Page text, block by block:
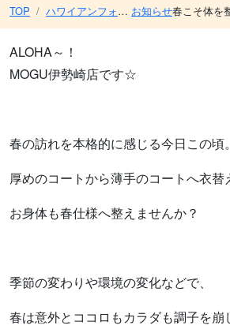
TOP ハワイアンフォレストSpa群馬伊勢崎店〜ロミロミボディ＆ヘッドスパ〜／伊勢崎駅 車10分 お知らせ春こそ体を
ALOHA～！
MOGU伊勢崎店です☆
春の訪れを本格的に感じる今日この頃。
厚めのコートから薄手のコートへ衣替
お身体も春仕様へ整えませんか？
季節の変わりや環境の変化などで、
春は意外とココロもカラダも調子を崩